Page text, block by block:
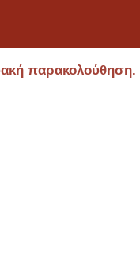
παρακολούθηση.